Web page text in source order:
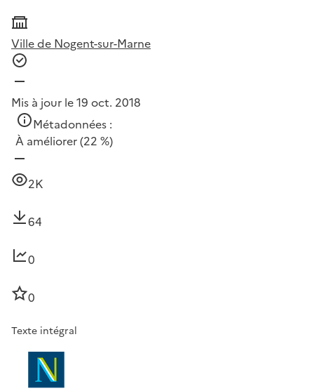
Ville de Nogent-sur-Marne
Mis à jour le 19 oct. 2018
Métadonnées :
À améliorer(22 %)
2K
64
0
0
Texte intégral